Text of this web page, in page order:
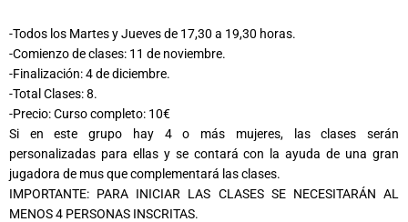
-Todos los Martes y Jueves de 17,30 a 19,30 horas.
-Comienzo de clases: 11 de noviembre.
-Finalización: 4 de diciembre.
-Total Clases: 8.
-Precio: Curso completo: 10€
Si en este grupo hay 4 o más mujeres, las clases serán
personalizadas para ellas y se contará con la ayuda de una gran
jugadora de mus que complementará las clases.
IMPORTANTE: PARA INICIAR LAS CLASES SE NECESITARÁN AL
MENOS 4 PERSONAS INSCRITAS.